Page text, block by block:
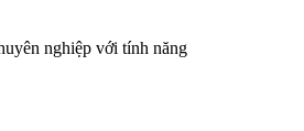
nghiệp với tính năng